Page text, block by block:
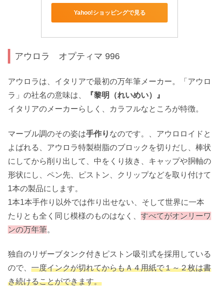
Yahoo!ショッピングで見る
アウロラ オプティマ 996
アウロラは、イタリアで最初の万年筆メーカー。「アウロ
ラ」の社名の意味は、
『黎明（れいめい）』
イタリアのメーカーらしく、カラフルなところが特徴。
マーブル調のその姿は手作り なのです。、アウロロイドと
よばれる、アウロラ特製樹脂のブロックを切りだし、棒状
にしてから削り出して、中をくり抜き、キャップや胴軸の
形状にし、ペン先、ピストン、クリップなどを取り付けて
1本の製品にします。
1本1本手作り以外では作り出せない、そして世界に一本
たりとも全く同じ模様のものはなく、 すべてがオンリーワ
ンの万年筆。
独自のリザーブタンク付きピストン吸引式を採用している
ので、 一度インクが切れてからもＡ４用紙で１～２枚は書
き続けることができます。